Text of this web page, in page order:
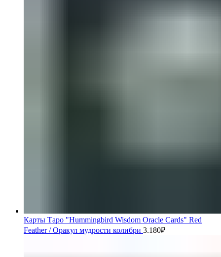
Карты Таро "Hummingbird Wisdom Oracle Cards" Red
Feather / Оракул мудрости колибри 3.180₽